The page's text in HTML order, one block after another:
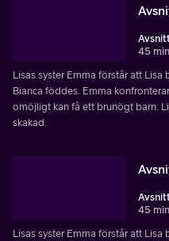
45 min
Lisas syster Emma förstår att
Bianca föddes. Emma
omöjligt kan få ett brunögt barn.
skakad.
45 min
Lisas syster Emma förstår att